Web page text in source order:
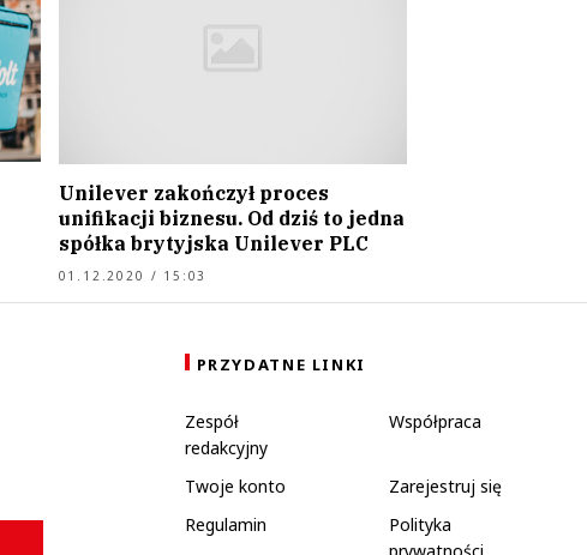
Unilever zakończył proces
unifikacji biznesu. Od dziś to jedna
spółka brytyjska Unilever PLC
01.12.2020 / 15:03
PRZYDATNE LINKI
Zespół
redakcyjny
Współpraca
Twoje konto Zarejestruj się
Regulamin
Polityka